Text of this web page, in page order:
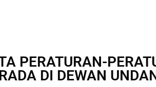
PERATURAN-
DI DEWAN